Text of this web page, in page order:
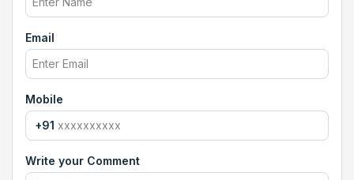
Email
Mobile
+91
Write your Comment